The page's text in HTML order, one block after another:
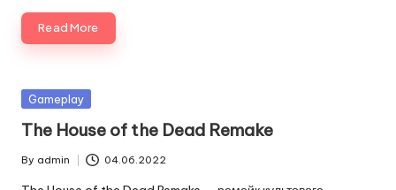
Read More
Posted
Gameplay
The House of the Dead Remake
Posted
by
By admin 04.06.2022